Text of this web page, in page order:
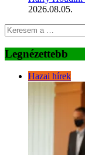
2026.08.05.
Legnézettebb
Hazai hírek